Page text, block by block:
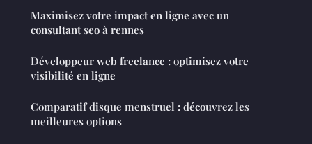
Maximisez votre impact en ligne avec un
consultant seo à rennes
Développeur web freelance : optimisez votre
visibilité en ligne
Comparatif disque menstruel : découvrez les
meilleures options